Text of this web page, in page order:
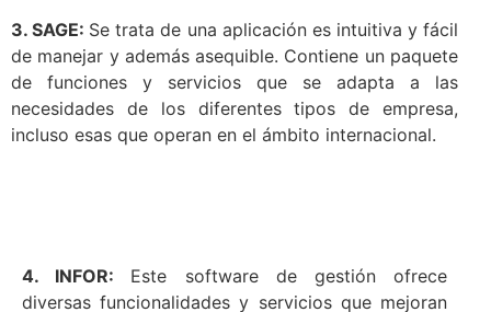
3. SAGE: Se trata de una aplicación es intuitiva y fácil
de manejar y además asequible. Contiene un paquete
de funciones y servicios que se adapta a las
necesidades de los diferentes tipos de empresa,
incluso esas que operan en el ámbito internacional.
4. INFOR: Este software de gestión ofrece
diversas funcionalidades y servicios que mejoran